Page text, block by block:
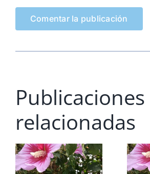
Publicaciones
relacionadas